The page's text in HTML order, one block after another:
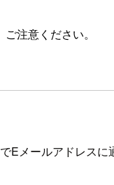
注意ください。
メールアドレスに